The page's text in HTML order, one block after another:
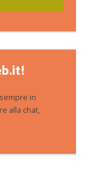
in
alla chat,